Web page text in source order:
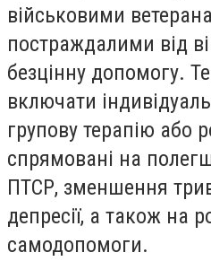
військовими
постраждалими від
безцінну допомогу.
включати
групову терапію або
спрямовані на
ПТСР, зменшення
депресії, а також на
самодопомоги.